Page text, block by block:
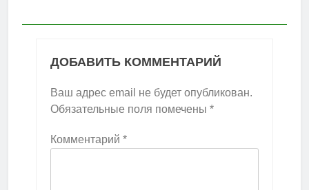
ДОБАВИТЬ КОММЕНТАРИЙ
Ваш адрес email не будет опубликован.
Обязательные поля помечены *
Комментарий *